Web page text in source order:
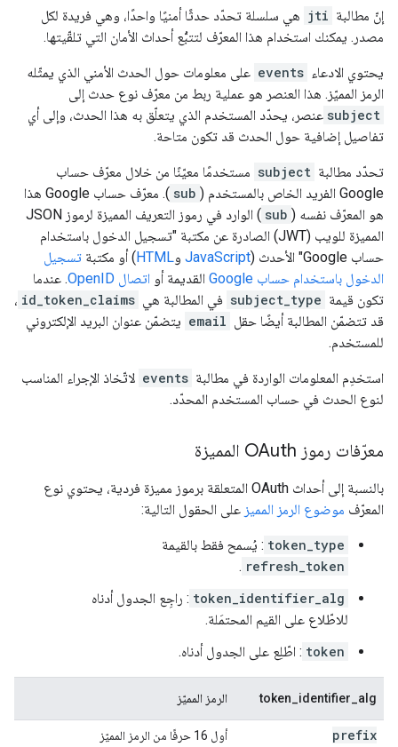
إنّ مطالبة jti هي سلسلة تحدّد حدثًا أمنيًا واحدًا، وهي فريدة لكل
مصدر. يمكنك استخدام هذا المعرّف لتتبُّع أحداث الأمان التي تلقّيتها.
يحتوي الادعاء events على معلومات حول الحدث الأمني الذي يمثّله
الرمز المميّز. هذا العنصر هو عملية ربط من معرّف نوع حدث إلى
subject عنصر، يحدّد المستخدم الذي يتعلّق به هذا الحدث، وإلى أي
تفاصيل إضافية حول الحدث قد تكون متاحة.
تحدّد مطالبة subject مستخدمًا معيّنًا من خلال معرّف حساب
Google الفريد الخاص بالمستخدم (
sub
). معرّف حساب Google هذا
هو المعرّف نفسه ( sub
) الوارد في رموز التعريف المميزة لرموز JSON
المميزة للويب (JWT) الصادرة عن مكتبة "تسجيل الدخول باستخدام
حساب Google" الأحدث (
JavaScript وHTML) أو مكتبة تسجيل
الدخول باستخدام حساب Google
القديمة أو اتصال OpenID
. عندما
تكون قيمة subject_type في المطالبة هي id_token_claims ،
قد تتضمّن المطالبة أيضًا حقل email يتضمّن عنوان البريد الإلكتروني
للمستخدم.
استخدِم المعلومات الواردة في مطالبة events لاتّخاذ الإجراء المناسب
لنوع الحدث في حساب المستخدم المحدّد.
معرّفات رموز OAuth المميزة
بالنسبة إلى أحداث OAuth المتعلقة برموز مميزة فردية، يحتوي نوع
المعرّف موضوع الرمز المميز على الحقول التالية:
token_type : يُسمح فقط بالقيمة
refresh_token
.
token_identifier_alg : راجِع الجدول أدناه
للاطّلاع على القيم المحتمَلة.
token : اطّلِع على الجدول أدناه.
token_identifier_alg الرمز المميّز
prefix أول 16 حرفًا من الرمز المميّز